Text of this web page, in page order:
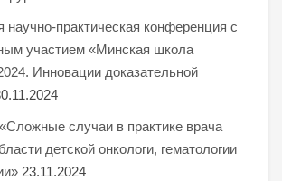
научно-практическая конференция с
участием «Минская школа
Инновации доказательной
случаи в практике врача
детской онкологи, гематологии
23.11.2024